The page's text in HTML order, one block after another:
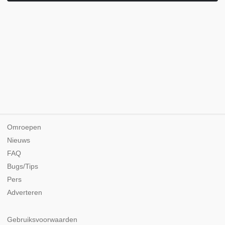
Omroepen
Nieuws
FAQ
Bugs/Tips
Pers
Adverteren
Gebruiksvoorwaarden